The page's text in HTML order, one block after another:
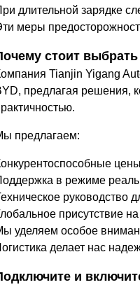
длительной зарядке
меры
стоит
Tianjin Yigang
предлагая решения,
предлагаем:
в режиме
руководство
присутствие
уделяем особое
делает нас
и